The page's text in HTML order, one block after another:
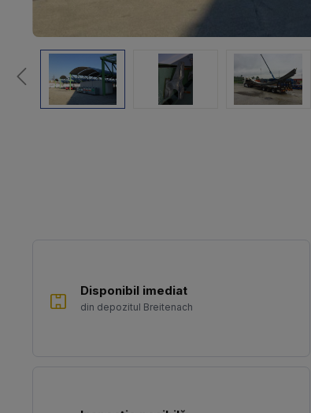
Disponibil imediat
din depozitul Breitenach